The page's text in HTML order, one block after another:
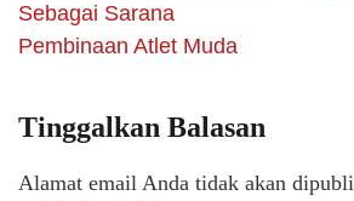
Sebagai Sarana
Pembinaan Atlet Muda
Tinggalkan Balasan
Alamat email Anda tidak akan